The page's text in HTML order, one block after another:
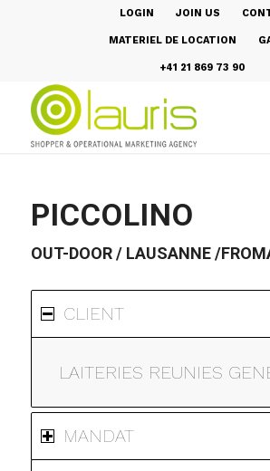
LOGIN JOIN US
MATERIEL DE LOCATION
+41 21 869 73 90
PICCOLINO
OUT-DOOR / LAUSANNE /
CLIENT
LAITERIES REUNIES
MANDAT